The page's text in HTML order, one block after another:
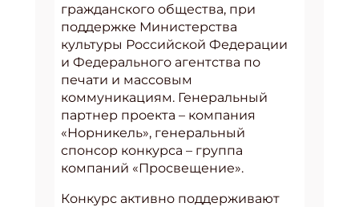
гражданского общества, при
поддержке Министерства
культуры Российской Федерации
и Федерального агентства по
печати и массовым
коммуникациям. Генеральный
партнер проекта – компания
«Норникель», генеральный
спонсор конкурса – группа
компаний «Просвещение».
Конкурс активно поддерживают